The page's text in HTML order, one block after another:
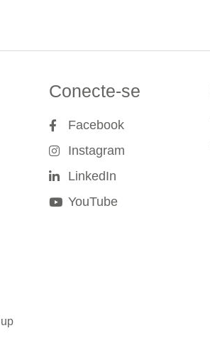
Conecte-se
Facebook
Instagram
LinkedIn
YouTube